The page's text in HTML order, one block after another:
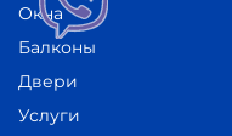
Окна
Балконы
Двери
Услуги